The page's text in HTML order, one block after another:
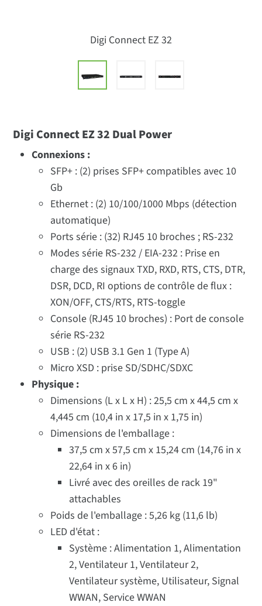
Digi Connect EZ 32
Digi Connect EZ 32 Dual Power
Connexions :
SFP+ : (2) prises SFP+ compatibles avec 10
Gb
Ethernet : (2) 10/100/1000 Mbps (détection
automatique)
Ports série : (32) RJ45 10 broches ; RS-232
Modes série RS-232 / EIA-232 : Prise en
charge des signaux TXD, RXD, RTS, CTS, DTR,
DSR, DCD, RI options de contrôle de flux :
XON/OFF, CTS/RTS, RTS-toggle
Console (RJ45 10 broches) : Port de console
série RS-232
USB : (2) USB 3.1 Gen 1 (Type A)
Micro XSD : prise SD/SDHC/SDXC
Physique :
Dimensions (L x L x H) : 25,5 cm x 44,5 cm x
4,445 cm (10,4 in x 17,5 in x 1,75 in)
Dimensions de l'emballage :
37,5 cm x 57,5 cm x 15,24 cm (14,76 in x
22,64 in x 6 in)
Livré avec des oreilles de rack 19"
attachables
Poids de l'emballage : 5,26 kg (11,6 lb)
LED d'état :
Système : Alimentation 1, Alimentation
2, Ventilateur 1, Ventilateur 2,
Ventilateur système, Utilisateur, Signal
WWAN, Service WWAN